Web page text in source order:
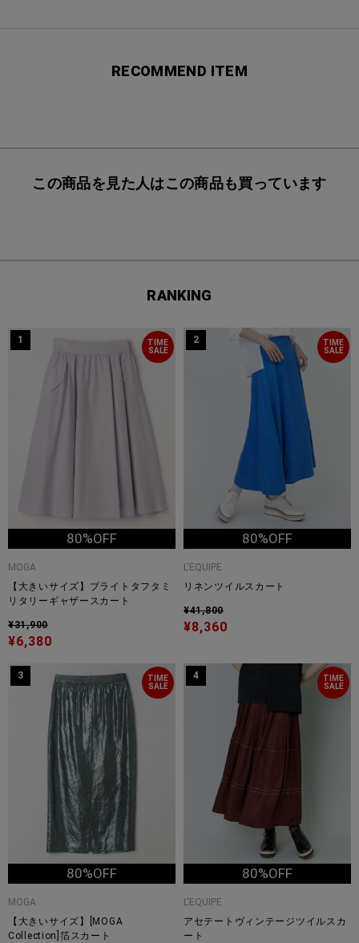
RECOMMEND ITEM
この商品を見た人はこの商品も買っています
RANKING
TIME
SALE
1
80%OFF
MOGA
【大きいサイズ】ブライトタフタミ
リタリーギャザースカート
¥31,900
¥6,380
TIME
SALE
2
80%OFF
L'EQUIPE
リネンツイルスカート
¥41,800
¥8,360
TIME
SALE
3
80%OFF
MOGA
【大きいサイズ】[MOGA
Collection]箔スカート
TIME
SALE
4
80%OFF
L'EQUIPE
アセテートヴィンテージツイルスカ
ート